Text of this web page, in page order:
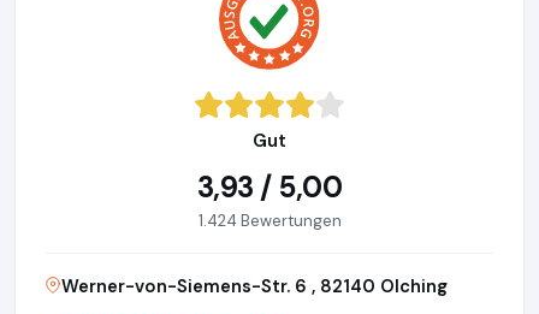
Gut
3,93 / 5,00
1.424 Bewertungen
Werner-von-Siemens-Str. 6 , 82140 Olching